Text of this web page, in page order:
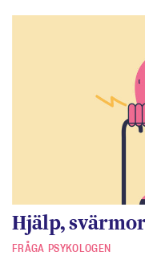
Hjälp,
FRÅGA PSYKOLOGEN